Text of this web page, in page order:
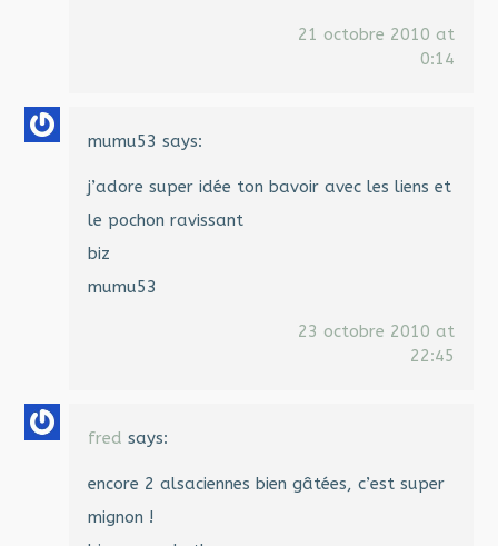
21 octobre 2010 at
0:14
mumu53 says:
j’adore super idée ton bavoir avec les liens et
le pochon ravissant
biz
mumu53
23 octobre 2010 at
22:45
fred says:
encore 2 alsaciennes bien gâtées, c’est super
mignon !